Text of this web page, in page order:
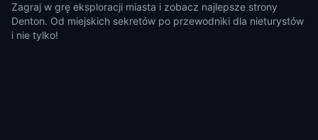
Zagraj w grę eksploracji miasta i zobacz najlepsze strony
Denton. Od miejskich sekretów po przewodniki dla nieturystów
i nie tylko!